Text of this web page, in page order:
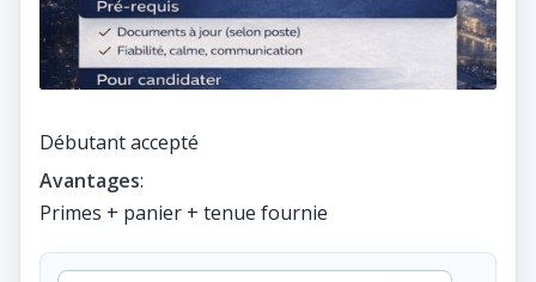
Débutant accepté
Avantages:
Primes + panier + tenue fournie